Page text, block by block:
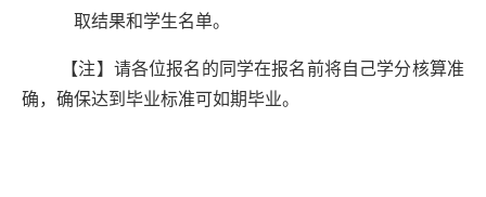
取结果和学生名单。
【注】请各位报名的同学在报名前将自己学分核算准
确，确保达到毕业标准可如期毕业。